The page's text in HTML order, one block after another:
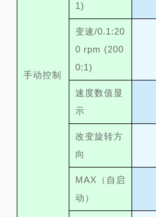
手动控制
1)
变速/0.1:20
0 rpm (200
0:1)
速度数值显
示
改变旋转方
向
MAX（自启
动）